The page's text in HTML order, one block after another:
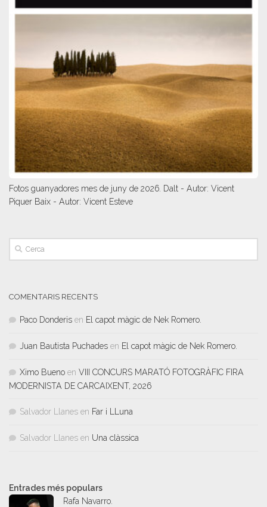
Fotos guanyadores mes de juny de 2026. Dalt - Autor: Vicent
Piquer Baix - Autor: Vicent Esteve
COMENTARIS RECENTS
Paco Donderis en El capot màgic de Nek Romero.
Juan Bautista Puchades en El capot màgic de Nek Romero.
Ximo Bueno en VIII CONCURS MARATÓ FOTOGRÀFIC FIRA
MODERNISTA DE CARCAIXENT, 2026
Salvador Llanes en Far i LLuna
Salvador Llanes en Una clàssica
Entrades més populars
Rafa Navarro.